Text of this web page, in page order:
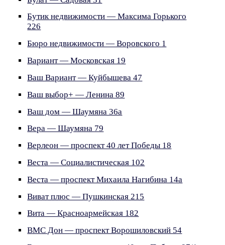
Бутик недвижимости — Максима Горького
226
Бюро недвижимости — Воровского 1
Вариант — Московская 19
Ваш Вариант — Куйбышева 47
Ваш выбор+ — Ленина 89
Ваш дом — Шаумяна 36а
Вера — Шаумяна 79
Верлеон — проспект 40 лет Победы 18
Веста — Социалистическая 102
Веста — проспект Михаила Нагибина 14а
Виват плюс — Пушкинская 215
Вита — Красноармейская 182
ВМС Дон — проспект Ворошиловский 54